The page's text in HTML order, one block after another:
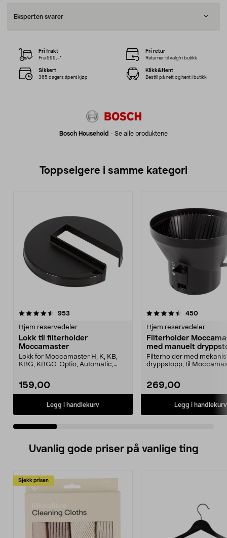
Eksperten svarer
Bosch Household - Se alle produktene
Fri frakt
Fra 599,–*
Fri retur
Returner til valgfri butikk
Sikkert
365 dagers åpent kjøp
Klikk&Hent
Bestill på nett og hent i butikk
Toppselgere i samme kategori
953
Hjem reservedeler
Lokk til filterholder
Moccamaster
Lokk for Moccamaster H, K, KB,
KBG, KBGC, Optio, Automatic,
159,00
Legg i handlekurv
4.5 av 5 stjerner 450
Hjem reservedeler
Filterholder
med manuelt
Filterholder med
dryppstopp, til
269,00
Legg i handlekurv
3.5 av 5 stjerner
Uvanlig gode priser på vanlige ting
Sjekk prisen